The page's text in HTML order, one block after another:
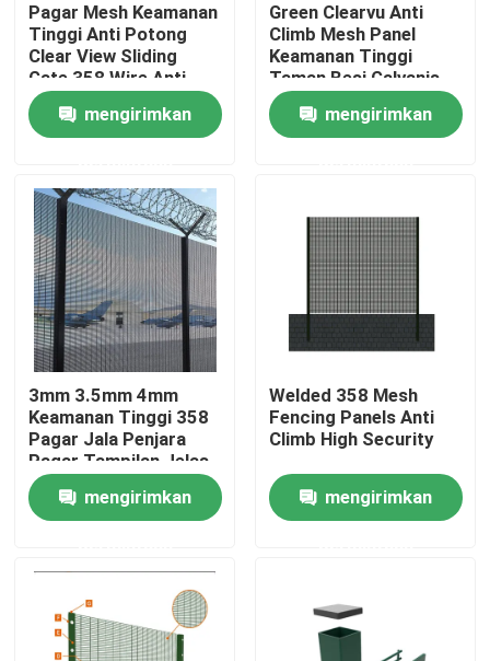
Rumah
Produk
Tentang kami
Tur Pabrik
Kontrol kualitas
Hubungi kami
Permintaan Penawaran
Panel Pagar Jala
Pagar Jaring Keamanan Tinggi
Pagar Mesh Keamanan
Tinggi Anti Potong
Clear View Sliding
Gate 358 Wire Anti
Climb
mengirimkan
Green Clearvu Anti
Climb Mesh Panel
Keamanan Tinggi
Taman Besi Galvanis
358
mengirimkan
3mm 3.5mm 4mm
Keamanan Tinggi 358
Pagar Jala Penjara
Pagar Tampilan Jelas
mengirimkan
Welded 358 Mesh
Fencing Panels Anti
Climb High Security
mengirimkan